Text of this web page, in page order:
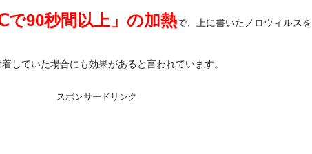
で90秒間以上」の加熱で、上に書いたノロウィルスを
していた場合にも効果があると言われています。
スポンサードリンク